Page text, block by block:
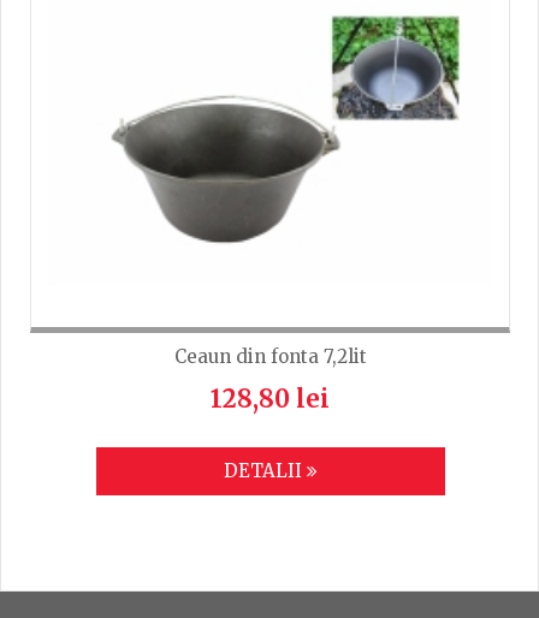
Ceaun din fonta 7,2lit
128,80 lei
DETALII